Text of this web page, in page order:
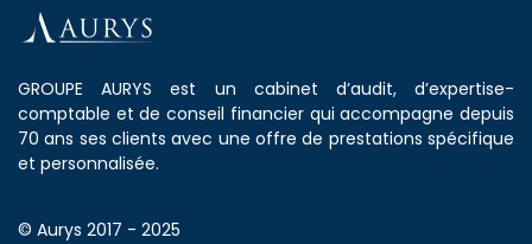
GROUPE AURYS est un cabinet d’audit, d’expertise-
comptable et de conseil financier qui accompagne depuis
70 ans ses clients avec une offre de prestations spécifique
et personnalisée.
© Aurys 2017 - 2025